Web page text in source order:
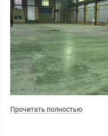
Прочитать полностью